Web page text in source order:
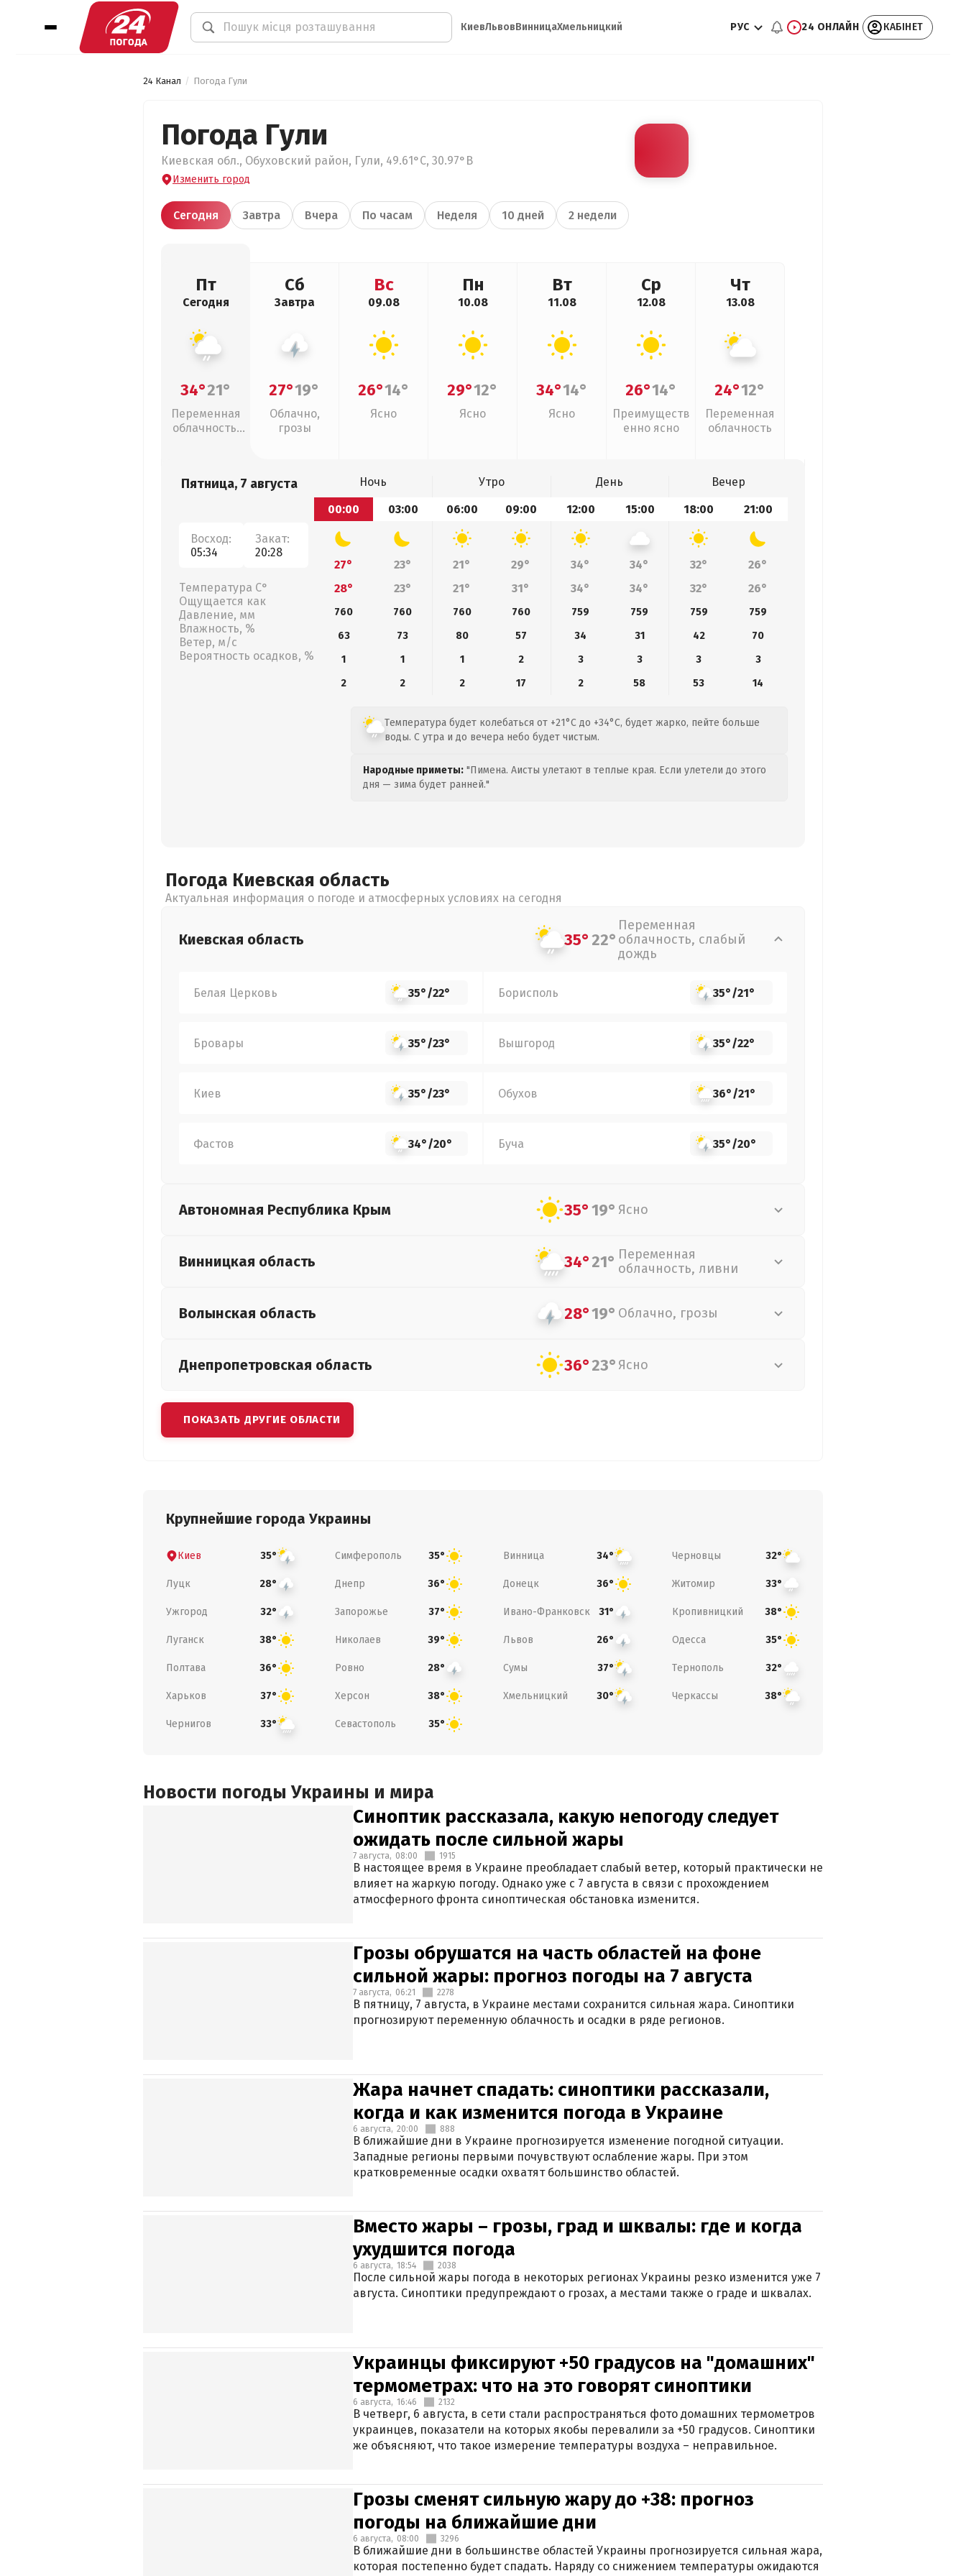
КиевЛьвовВинницаХмельницкий РУС 24 ОНЛАЙН КАБІНЕТ
24 Канал Погода Гули
Погода Гули
Киевская обл., Обуховский район, Гули, 49.61°С, 30.97°В
Изменить город
Сегодня Завтра Вчера По часам Неделя 10 дней 2 недели
Пт
Сегодня
34°21°
Переменная
облачность,
Сб
Завтра
27°19°
Облачно,
грозы
Вс
09.08
26°14°
Ясно
Пн
10.08
29°12°
Ясно
Вт
11.08
34°14°
Ясно
Ср
12.08
26°14°
Преимуществ
енно ясно
Чт
13.08
24°12°
Переменная
облачность
Пятница, 7 августа
Восход:
05:34
Закат:
20:28
Температура С°
Ощущается как
Давление, мм
Влажность, %
Ветер, м/с
Вероятность осадков, %
Ночь Утро День
Вечер
00:00
03:00 06:00 09:00 12:00 15:00 18:00 21:00
27° 23° 21° 29° 34° 34° 32°
26°
28°
23° 21° 31° 34° 34° 32° 26°
760 760 760 760 759 759 759
759
63
73 80 57 34 31 42
70
1
1 1 2 3 3 3
3
2
2 2 17 2 58 53 14
Температура будет колебаться от +21°C до +34°C, будет жарко, пейте больше
воды. С утра и до вечера небо будет чистым.
Народные приметы: "Пимена. Аисты улетают в теплые края. Если улетели до этого
дня — зима будет ранней."
Погода Киевская область
Актуальная информация о погоде и атмосферных условиях на сегодня
Киевская область 35°22°
Переменная
облачность, слабый
дождь
Белая Церковь 35°/22° Борисполь 35°/21°
Бровары 35°/23° Вышгород 35°/22°
Киев 35°/23° Обухов 36°/21°
Фастов 34°/20° Буча 35°/20°
Автономная Республика Крым 35°19° Ясно
Винницкая область 34°21° Переменная
облачность, ливни
Волынская область 28°19° Облачно, грозы
Днепропетровская область 36°23° Ясно
ПОКАЗАТЬ ДРУГИЕ ОБЛАСТИ
Крупнейшие города Украины
Киев 35° Симферополь 35° Винница 34° Черновцы 32°
Луцк 28° Днепр 36° Донецк 36° Житомир 33°
Ужгород 32° Запорожье 37° Ивано-Франковск 31° Кропивницкий 38°
Луганск 38° Николаев 39° Львов 26° Одесса 35°
Полтава 36° Ровно 28° Сумы 37° Тернополь 32°
Харьков 37° Херсон 38° Хмельницкий 30° Черкассы 38°
Чернигов 33° Севастополь 35°
Новости погоды Украины и мира
Синоптик рассказала, какую непогоду следует
ожидать после сильной жары
7 августа, 08:00 1915
В настоящее время в Украине преобладает слабый ветер, который практически не
влияет на жаркую погоду. Однако уже с 7 августа в связи с прохождением
атмосферного фронта синоптическая обстановка изменится.
Грозы обрушатся на часть областей на фоне
сильной жары: прогноз погоды на 7 августа
7 августа, 06:21 2278
В пятницу, 7 августа, в Украине местами сохранится сильная жара. Синоптики
прогнозируют переменную облачность и осадки в ряде регионов.
Жара начнет спадать: синоптики рассказали,
когда и как изменится погода в Украине
6 августа, 20:00 888
В ближайшие дни в Украине прогнозируется изменение погодной ситуации.
Западные регионы первыми почувствуют ослабление жары. При этом
кратковременные осадки охватят большинство областей.
Вместо жары – грозы, град и шквалы: где и когда
ухудшится погода
6 августа, 18:54 2038
После сильной жары погода в некоторых регионах Украины резко изменится уже 7
августа. Синоптики предупреждают о грозах, а местами также о граде и шквалах.
Украинцы фиксируют +50 градусов на "домашних"
термометрах: что на это говорят синоптики
6 августа, 16:46 2132
В четверг, 6 августа, в сети стали распространяться фото домашних термометров
украинцев, показатели на которых якобы перевалили за +50 градусов. Синоптики
же объясняют, что такое измерение температуры воздуха – неправильное.
Грозы сменят сильную жару до +38: прогноз
погоды на ближайшие дни
6 августа, 08:00 3296
В ближайшие дни в большинстве областей Украины прогнозируется сильная жара,
которая постепенно будет спадать. Наряду со снижением температуры ожидаются